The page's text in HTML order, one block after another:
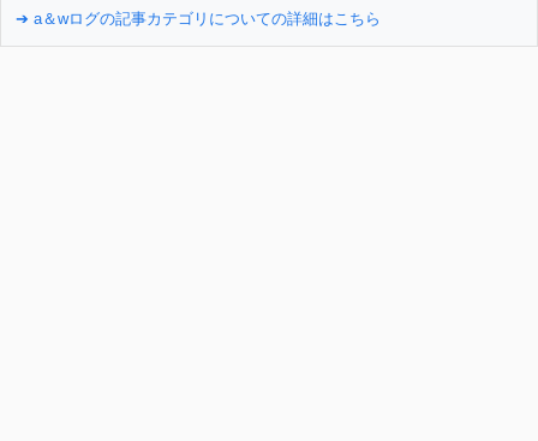
➔ a＆wログの記事カテゴリについての詳細はこちら